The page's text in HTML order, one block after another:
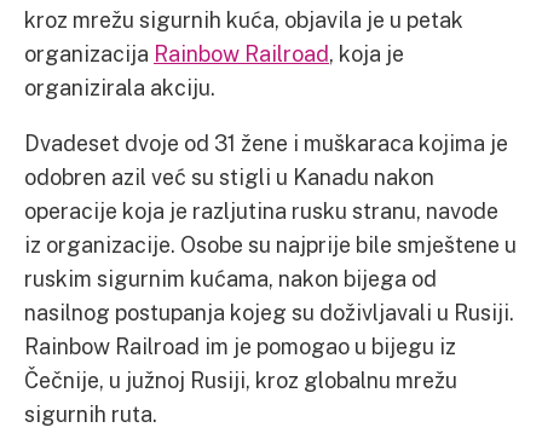
kroz mrežu sigurnih kuća, objavila je u petak
organizacija Rainbow Railroad, koja je
organizirala akciju.
Dvadeset dvoje od 31 žene i muškaraca kojima je
odobren azil već su stigli u Kanadu nakon
operacije koja je razljutina rusku stranu, navode
iz organizacije. Osobe su najprije bile smještene u
ruskim sigurnim kućama, nakon bijega od
nasilnog postupanja kojeg su doživljavali u Rusiji.
Rainbow Railroad im je pomogao u bijegu iz
Čečnije, u južnoj Rusiji, kroz globalnu mrežu
sigurnih ruta.